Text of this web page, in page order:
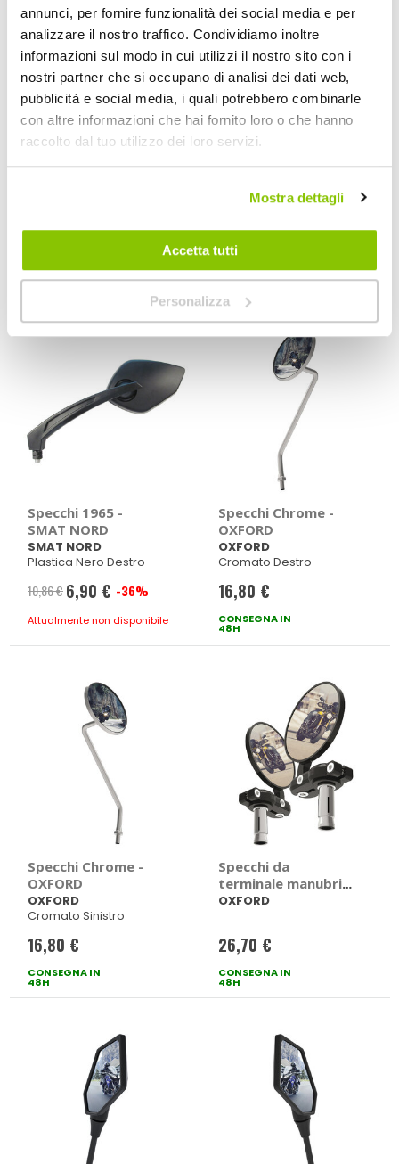
annunci, per fornire funzionalità dei social media e per
analizzare il nostro traffico. Condividiamo inoltre
informazioni sul modo in cui utilizzi il nostro sito con i
nostri partner che si occupano di analisi dei dati web,
pubblicità e social media, i quali potrebbero combinarle
con altre informazioni che hai fornito loro o che hanno
raccolto dal tuo utilizzo dei loro servizi.
Mostra dettagli
Accetta tutti
Personalizza
speciale
- LAMPA
LAMPA
8,40 €
CONSEGNA IN
48H
Specchi 1965 -
SMAT NORD
SMAT NORD
Plastica Nero Destro
10,86 € Prezzo
speciale
6,90 € -36%
Attualmente non disponibile
Specchi Chrome -
OXFORD
OXFORD
Cromato Destro
16,80 €
CONSEGNA IN
48H
Specchi Chrome -
OXFORD
OXFORD
Cromato Sinistro
16,80 €
CONSEGNA IN
48H
Specchi da
terminale manubrio
- OXFORD
OXFORD
26,70 €
CONSEGNA IN
48H